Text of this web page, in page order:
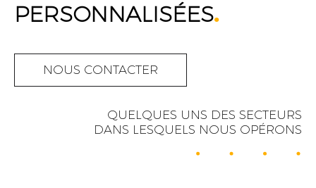
PERSONNALISÉES.
NOUS CONTACTER
QUELQUES UNS DES SECTEURS
DANS LESQUELS NOUS OPÉRONS